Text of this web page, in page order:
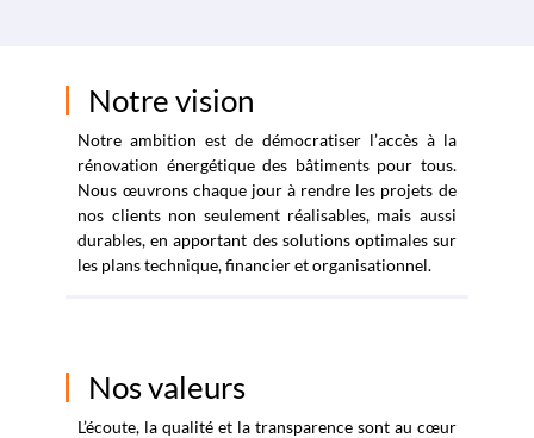
Notre vision
Notre ambition est de démocratiser l’accès à la
rénovation énergétique des bâtiments pour tous.
Nous œuvrons chaque jour à rendre les projets de
nos clients non seulement réalisables, mais aussi
durables, en apportant des solutions optimales sur
les plans technique, financier et organisationnel.
Nos valeurs
L’écoute, la qualité et la transparence sont au cœur